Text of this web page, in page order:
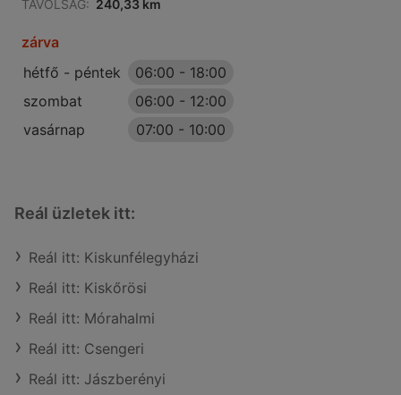
TÁVOLSÁG: 240,33 km
zárva
hétfő - péntek
06:00 - 18:00
szombat
06:00 - 12:00
vasárnap
07:00 - 10:00
Reál üzletek itt:
Reál itt: Kiskunfélegyházi
Reál itt: Kiskőrösi
Reál itt: Mórahalmi
Reál itt: Csengeri
Reál itt: Jászberényi